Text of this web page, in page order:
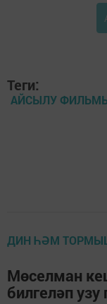
Теги:
АЙСЫЛУ
ДИН ҺӘМ
Мөселман
билгеләп